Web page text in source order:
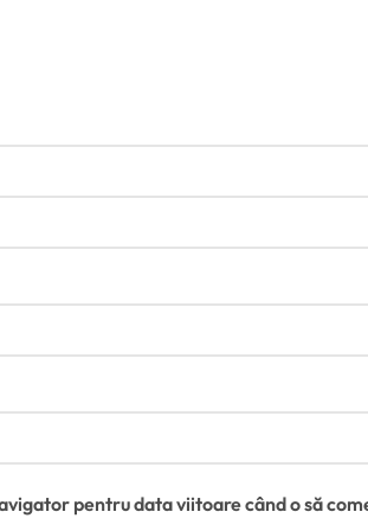
pentru data viitoare când o să